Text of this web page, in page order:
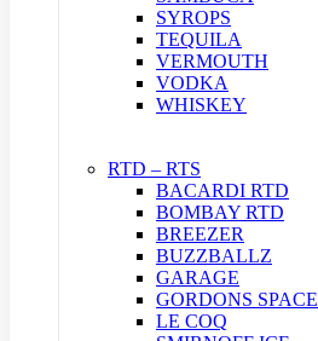
SYROPS
TEQUILA
VERMOUTH
VODKA
WHISKEY
RTD – RTS
BACARDI RTD
BOMBAY RTD
BREEZER
BUZZBALLZ
GARAGE
GORDONS SPACE
LE COQ